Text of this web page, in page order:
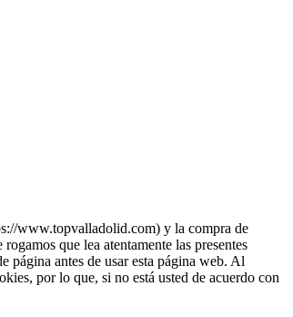
www.topvalladolid.com) y la compra de
que lea atentamente las presentes
antes de usar esta página web. Al
por lo que, si no está usted de acuerdo con